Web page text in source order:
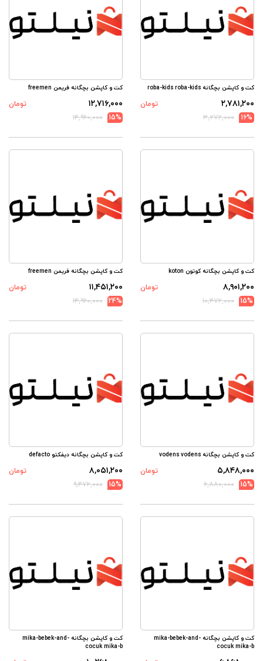
کت و کاپشن بچگانه roba-kids roba-kids
۲,۷۸۱,۲۰۰
تومان
16%
۳,۲۷۲,۰۰۰
کت و کاپشن بچگانه فریمن freemen
۱۲,۷۱۶,۰۰۰
تومان
15%
۱۴,۹۶۰,۰۰۰
کت و کاپشن بچگانه کوتون koton
۸,۹۰۱,۲۰۰
تومان
15%
۱۰,۴۷۲,۰۰۰
کت و کاپشن بچگانه فریمن freemen
۱۱,۴۵۱,۲۰۰
تومان
24%
۱۴,۹۶۰,۰۰۰
کت و کاپشن بچگانه vodens vodens
۵,۸۴۸,۰۰۰
تومان
15%
۶,۸۸۰,۰۰۰
کت و کاپشن بچگانه دیفکتو defacto
۸,۰۵۱,۲۰۰
تومان
15%
۹,۴۷۲,۰۰۰
کت و کاپشن بچگانه mika-bebek-and-
cocuk mika-b
کت و کاپشن بچگانه mika-bebek-and-
cocuk mika-b